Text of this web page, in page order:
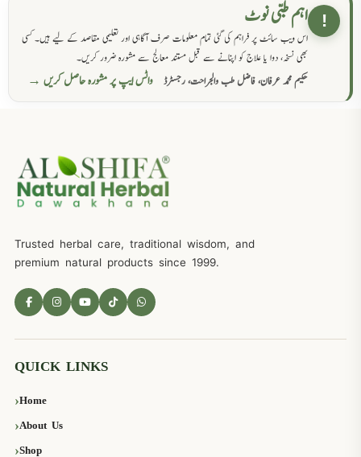
! اہم طبی نوٹ
اس ویب سائٹ پر فراہم کی گئی تمام معلومات صرف آگاہی اور تعلیمی مقاصد کے لیے ہیں۔ کسی
بھی نسخہ، دوا یا علاج کو اپنانے سے قبل مستند معالج سے مشورہ ضرور کریں۔
حکیم محمد عرفان، فاضل طب والجراحت، رجسٹرڈ
واٹس ایپ پر مشورہ حاصل کریں →
Trusted herbal care, traditional wisdom, and
premium natural products since 1999.
QUICK LINKS
Home
About Us
Shop